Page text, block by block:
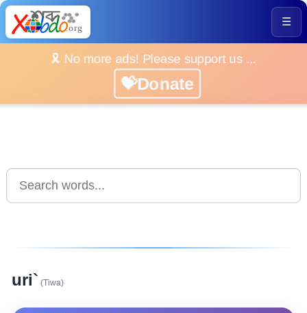
☰
🎗️ No more ads! Please support us ...
💝Donate
uri` (Tiwa)